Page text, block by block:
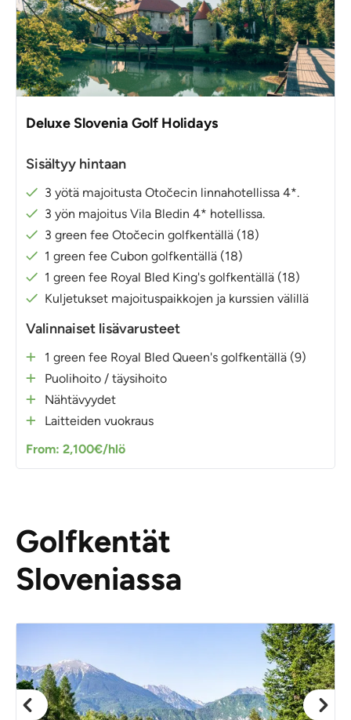
Deluxe Slovenia Golf Holidays
Sisältyy hintaan
3 yötä majoitusta Otočecin linnahotellissa 4*.
3 yön majoitus Vila Bledin 4* hotellissa.
3 green fee Otočecin golfkentällä (18)
1 green fee Cubon golfkentällä (18)
1 green fee Royal Bled King's golfkentällä (18)
Kuljetukset majoituspaikkojen ja kurssien välillä
Valinnaiset lisävarusteet
1 green fee Royal Bled Queen's golfkentällä (9)
Puolihoito / täysihoito
Nähtävyydet
Laitteiden vuokraus
From: 2,100€/hlö
Golfkentät
Sloveniassa